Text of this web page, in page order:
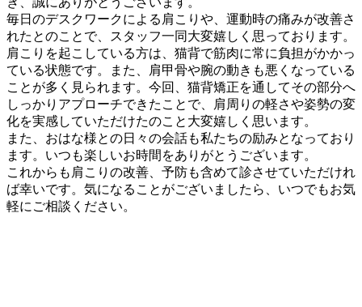
毎日のデスクワークによる肩こりや、運動時の痛みが改善さ
れたとのことで、スタッフ一同大変嬉しく思っております。
肩こりを起こしている方は、猫背で筋肉に常に負担がかかっ
ている状態です。また、肩甲骨や腕の動きも悪くなっている
ことが多く見られます。今回、猫背矯正を通してその部分へ
しっかりアプローチできたことで、肩周りの軽さや姿勢の変
化を実感していただけたのこと大変嬉しく思います。
また、おはな様との日々の会話も私たちの励みとなっており
ます。いつも楽しいお時間をありがとうございます。
これからも肩こりの改善、予防も含めて診させていただけれ
ば幸いです。気になることがございましたら、いつでもお気
軽にご相談ください。